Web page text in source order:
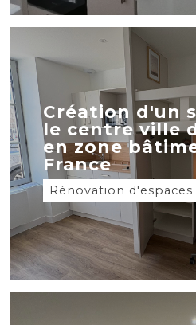
Création d'un
le centre ville
en zone
France
Rénovation